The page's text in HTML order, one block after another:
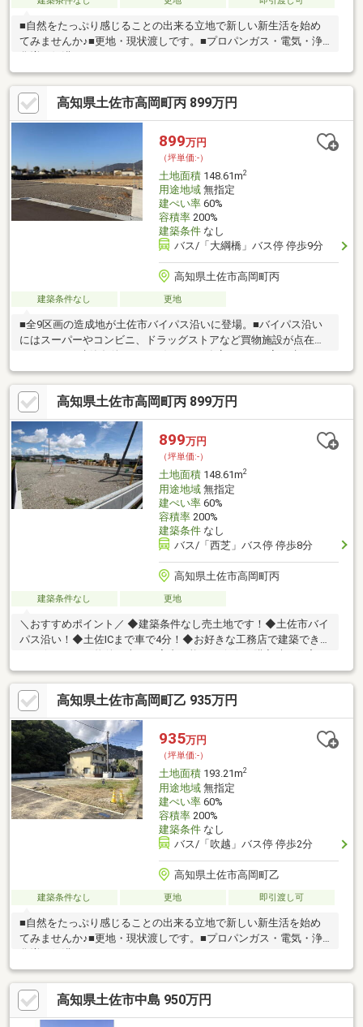
■自然をたっぷり感じることの出来る立地で新しい新生活を始め
てみませんか♪■更地・現状渡しです。■プロパンガス・電気・浄
高知県土佐市高岡町丙 899万円
899万円
（坪単価:-）
土地面積148.61m2
用途地域無指定
建ぺい率60%
容積率200%
建築条件なし
バス/「大綱橋」バス停 停歩9分
高知県土佐市高岡町丙
建築条件なし 更地
■全9区画の造成地が土佐市バイパス沿いに登場。■バイパス沿い
にはスーパーやコンビニ、ドラッグストアなど買物施設が点在し
ことができます!■水道負担金286966円+水道引き込み代11万円別
途必要です。
高知県土佐市高岡町丙 899万円
899万円
（坪単価:-）
土地面積148.61m2
用途地域無指定
建ぺい率60%
容積率200%
建築条件なし
バス/「西芝」バス停 停歩8分
高知県土佐市高岡町丙
建築条件なし 更地
＼おすすめポイント／ ◆建築条件なし売土地です！◆土佐市バイ
パス沿い！◆土佐ICまで車で4分！◆お好きな工務店で建築できま
す！☆こちらの物件は本日ご案内可能です☆☆ご購入時の住宅ロ
ーン相談も無料で承ります♪物件が気になったらお好きなタイミン
グでお気軽にお問い合わせください！資料請求フォームからは24
時間受付中☆ おうちと皆様のご縁を結ぶことが私たちの使命で
す。 皆様にお会いできますことを、心よりお待ち申し上げてお
ります 土地購入をお考えの方に好条件の売地が多数あります。
高知県土佐市高岡町乙 935万円
935万円
（坪単価:-）
土地面積193.21m2
用途地域無指定
建ぺい率60%
容積率200%
建築条件なし
バス/「吹越」バス停 停歩2分
高知県土佐市高岡町乙
建築条件なし 更地 即引渡し可
■自然をたっぷり感じることの出来る立地で新しい新生活を始め
てみませんか♪■更地・現状渡しです。■プロパンガス・電気・浄
化増・側溝
高知県土佐市中島 950万円